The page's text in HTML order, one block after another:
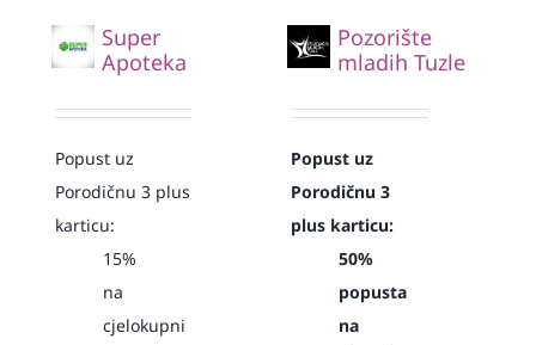
Super
Apoteka
Popust uz
Porodičnu 3 plus
karticu:
15%
na
cjelokupni
Pozorište
mladih Tuzle
Popust uz
Porodičnu 3
plus karticu:
50%
popusta
na